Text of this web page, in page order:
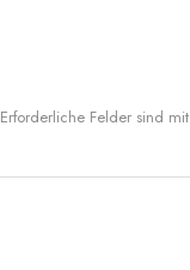
Erforderliche Felder sind mit